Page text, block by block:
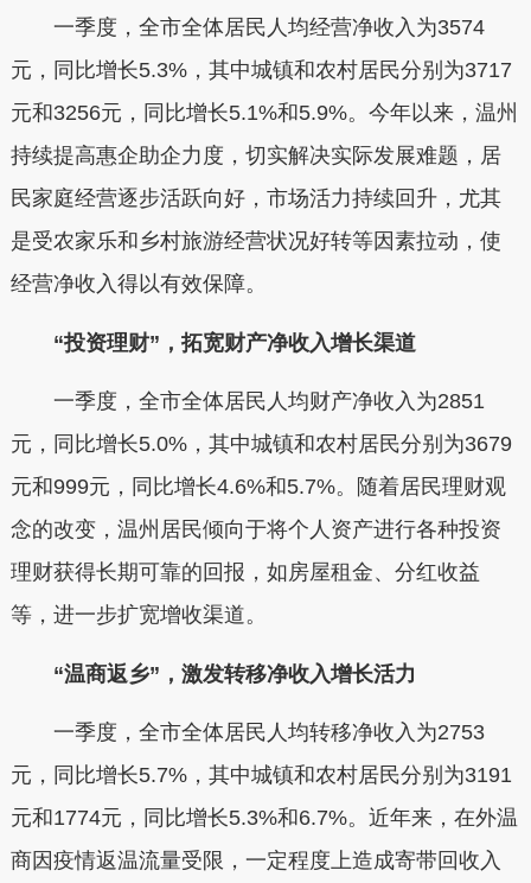
一季度，全市全体居民人均经营净收入为3574
元 ，同比增长5.3%，其中城镇和农村居民分别为3717
元和3256元 ，同比增长5.1%和5.9%。今年以来，温州
持续提高惠企助企力度，切实解决实际发展难题，居
民家庭经营逐步活跃向好，市场活力持续回升，尤其
是受农家乐和乡村旅游经营状况好转等因素拉动，使
经营净收入得以有效保障。
“投资理财”，拓宽财产净收入增长渠道
一季度，全市全体居民人均财产净收入为2851
元 ，同比增长5.0%，其中城镇和农村居民分别为3679
元和999元 ，同比增长4.6%和5.7%。随着居民理财观
念的改变，温州居民倾向于将个人资产进行各种投资
理财获得长期可靠的回报，如房屋租金、分红收益
等，进一步扩宽增收渠道。
“温商返乡”，激发转移净收入增长活力
一季度，全市全体居民人均转移净收入为2753
元 ，同比增长5.7%，其中城镇和农村居民分别为3191
元和1774元 ，同比增长5.3%和6.7%。近年来，在外温
商因疫情返温流量受限，一定程度上造成寄带回收入